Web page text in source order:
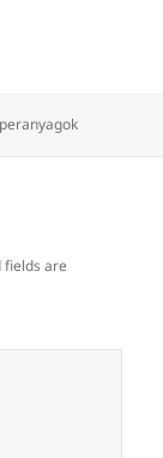
Tags
peranyagok
fields are